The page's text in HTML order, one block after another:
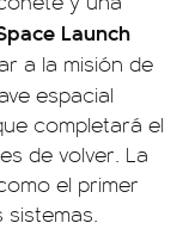
Launch
a la misión de
espacial
completará el
de volver. La
el primer